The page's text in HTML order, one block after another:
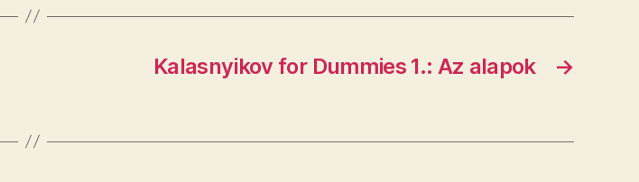
→
Kalasnyikov for Dummies 1.: Az alapok